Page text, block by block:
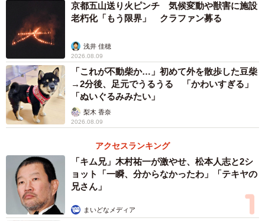
京都五山送り火ピンチ 気候変動や獣害に施設
老朽化「もう限界」 クラファン募る
浅井 佳穂
2026.08.09
「これが不動柴か…」初めて外を散歩した豆柴
→2分後、足元でうるうる 「かわいすぎる」
「ぬいぐるみみたい」
梨木 香奈
2026.08.09
アクセスランキング
「キム兄」木村祐一が激やせ、松本人志と2シ
ョット「一瞬、分からなかったわ」「テキヤの
兄さん」
まいどなメディア